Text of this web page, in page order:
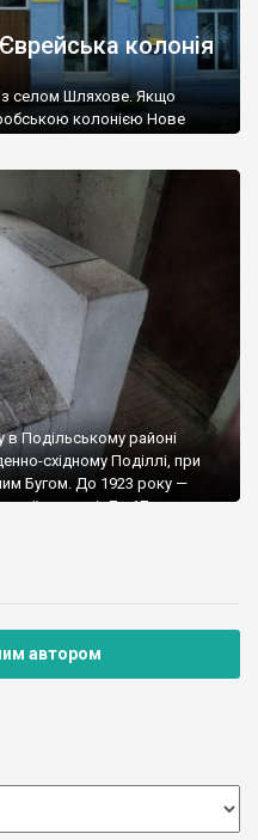
колонія
селом Шляхове. Якщо
колонією Нове
імперії євреям дозволили
щоправда у 1808 році
у південних нових
в Подільському районі
східному Поділлі, при
Бугом. До 1923 року —
волості. До 17 липня
автором